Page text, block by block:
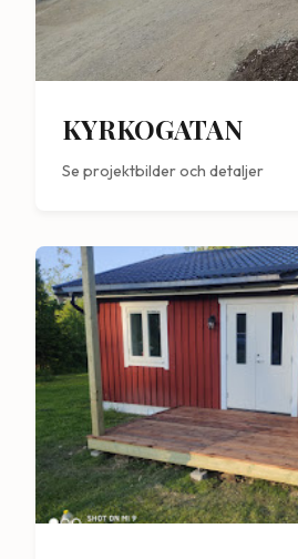
KYRKOGATAN
Se projektbilder och detaljer